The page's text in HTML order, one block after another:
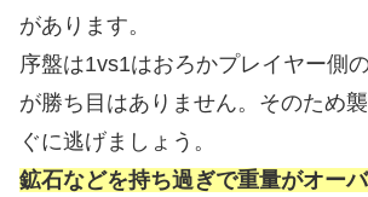
があります。
序盤は1vs1はおろかプレイヤー側
が勝ち目はありません。そのため
ぐに逃げましょう。
鉱石などを持ち過ぎで重量がオー